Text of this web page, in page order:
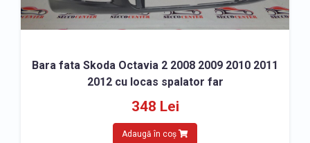
Bara fata Skoda Octavia 2 2008 2009 2010 2011
2012 cu locas spalator far
348 Lei
Adaugă în coș